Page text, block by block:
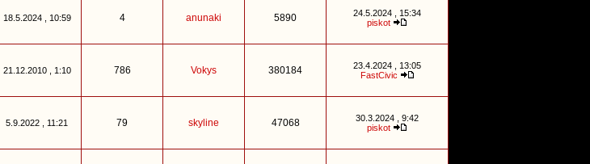
18.5.2024 , 10:59 4 anunaki 5890
24.5.2024 , 15:34
piskot
21.12.2010 , 1:10 786 Vokys 380184
23.4.2024 , 13:05
FastCivic
5.9.2022 , 11:21 79 skyline 47068
30.3.2024 , 9:42
piskot